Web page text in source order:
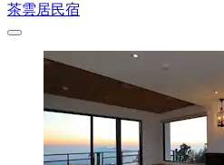
茶雲居民宿